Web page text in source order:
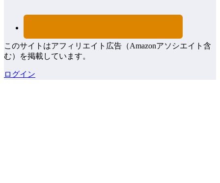
このサイトはアフィリエイト広告（Amazonアソシエイト含
む）を掲載しています。
ログイン